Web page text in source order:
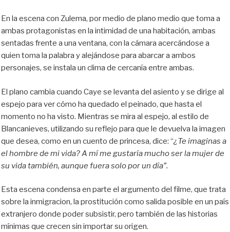
En la escena con Zulema, por medio de plano medio que toma a
ambas protagonistas en la intimidad de una habitación, ambas
sentadas frente a una ventana, con la cámara acercándose a
quien toma la palabra y alejándose para abarcar a ambos
personajes, se instala un clima de cercanía entre ambas.
El plano cambia cuando Caye se levanta del asiento y se dirige al
espejo para ver cómo ha quedado el peinado, que hasta el
momento no ha visto. Mientras se mira al espejo, al estilo de
Blancanieves, utilizando su reflejo para que le devuelva la imagen
que desea, como en un cuento de princesa, dice: “¿Te imaginas a
el hombre de mi vida? A mí me gustaría mucho ser la mujer de
su vida también, aunque fuera solo por un día”.
Esta escena condensa en parte el argumento del filme, que trata
sobre la inmigracion, la prostitución como salida posible en un país
extranjero donde poder subsistir, pero también de las historias
mínimas que crecen sin importar su origen.